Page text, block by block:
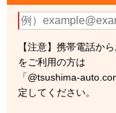
【注意】携帯電話か
をご利用の方は
「@tsushima-
定してください。